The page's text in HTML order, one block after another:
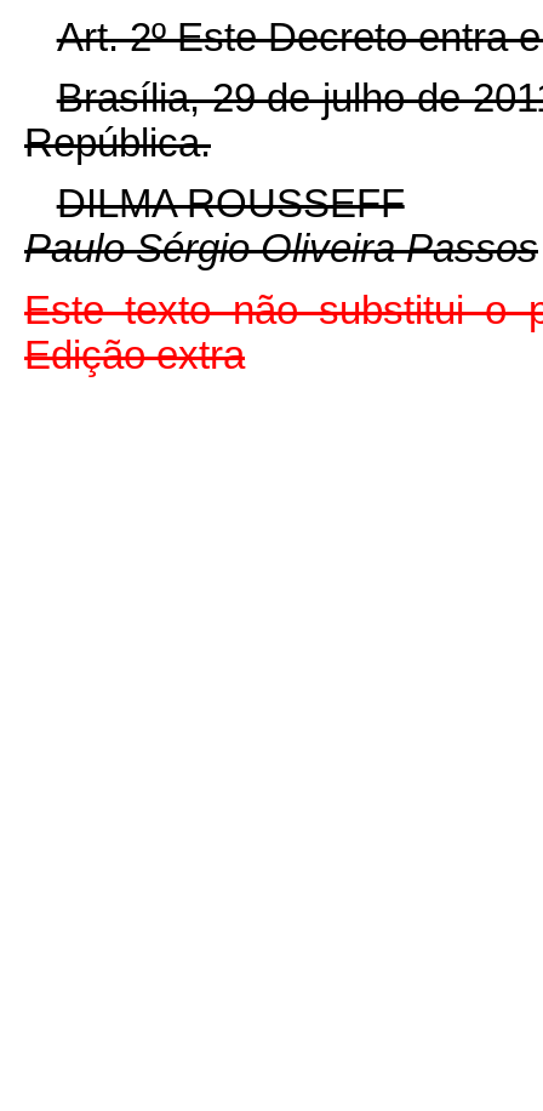
Art. 2º Este Decreto entra
Brasília, 29 de julho de
República.
DILMA ROUSSEFF
Paulo Sérgio Oliveira Passos
Este texto não substitui o
Edição extra